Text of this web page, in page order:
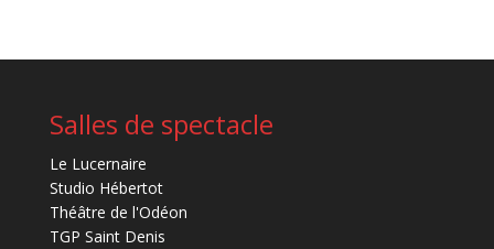
Salles de spectacle
Le Lucernaire
Studio Hébertot
Théâtre de l'Odéon
TGP Saint Denis